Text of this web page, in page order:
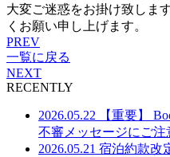
大変ご迷惑をお掛け致しま
くお願い申し上げます。
PREV
一覧に戻る
NEXT
RECENTLY
2026.05.22
【重要】
不審メッセージにご注
2026.05.21 宿泊約款改